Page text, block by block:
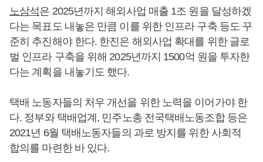
노삼석은 2025년까지 해외사업 매출 1조 원을 달성하겠
다는 목표도 내놓은 만큼 이를 위한 인프라 구축 등도 꾸
준히 추진해야 한다. 한진은 해외사업 확대를 위한 글로
벌 인프라 구축을 위해 2025년까지 1500억 원을 투자한
다는 계획을 내놓기도 했다.
택배 노동자들의 처우 개선을 위한 노력을 이어가야 한
다. 정부와 택배업계, 민주노총 전국택배노동조합 등은
2021년 6월 택배노동자들의 과로 방지를 위한 사회적
합의를 마련한 바 있다.